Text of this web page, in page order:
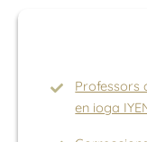
Professors
en ioga